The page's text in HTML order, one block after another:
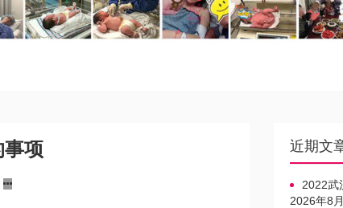
事项 近期文
2022武
宝上户口
2026年8